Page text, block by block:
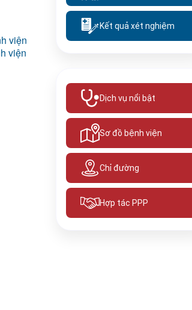
viện
viện
Kết quả xét nghiệm
Dịch vụ nổi bật
Sơ đồ bệnh viện
Chỉ đường
Hợp tác PPP